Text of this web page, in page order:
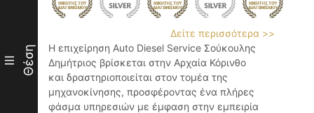
III Θέση
Δείτε περισσότερα >>
Η επιχείρηση Auto Diesel Service Σούκουλης
Δημήτριος βρίσκεται στην Αρχαία Κόρινθο
και δραστηριοποιείται στον τομέα της
μηχανοκίνησης, προσφέροντας ένα πλήρες
φάσμα υπηρεσιών με έμφαση στην εμπειρία